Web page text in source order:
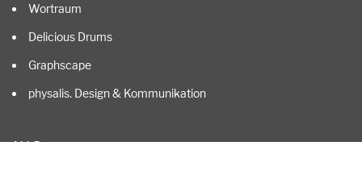
Wortraum
Delicious Drums
Graphscape
physalis. Design & Kommunikation
ALLE …